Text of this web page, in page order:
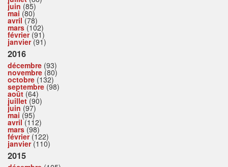
juin (85)
mai (80)
avril(78)
mars(102)
février(91)
janvier(91)
2016
décembre (93)
novembre (80)
octobre (132)
septembre (98)
août (64)
juillet(90)
juin (97)
mai (95)
avril(112)
mars(98)
février(122)
janvier(110)
2015